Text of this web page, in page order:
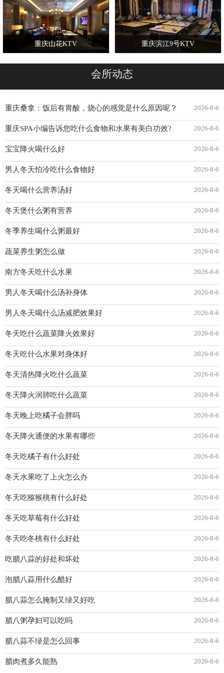
重庆山花KTV 重庆滨江9号KTV
会所动态
2026-8-6
重庆桑拿：饭后有胃酸，烧心的感觉是什么原因呢？
2026-8-6
重庆SPA小编告诉您吃什么食物和水果有美白功效?
2026-8-6
宝宝降火喝什么好
2026-8-6
男人冬天怕冷吃什么食物好
2026-8-6
冬天喝什么营养汤好
2026-8-6
冬天煲什么粥有营养
2026-8-6
冬季养生喝什么粥最好
2026-8-6
蔬菜养生粥怎么做
2026-8-6
南方冬天吃什么水果
2026-8-6
男人冬天喝什么汤补身体
2026-8-6
男人冬天喝什么汤减肥效果好
2026-8-6
冬天吃什么蔬菜降火效果好
2026-8-6
冬天吃什么水果对身体好
2026-8-6
冬天清热降火吃什么蔬菜
2026-8-6
冬天降火润肺吃什么蔬菜
2026-8-6
冬天晚上吃橘子会胖吗
2026-8-6
冬天降火通便的水果有哪些
2026-8-6
冬天吃橘子有什么好处
2026-8-6
冬天水果吃了上火怎么办
2026-8-6
冬天吃猕猴桃有什么好处
2026-8-6
冬天吃草莓有什么好处
2026-8-6
冬天吃冬桃有什么好处
2026-8-6
吃腊八蒜的好处和坏处
2026-8-6
泡腊八蒜用什么醋好
2026-8-6
腊八蒜怎么腌制又绿又好吃
2026-8-6
腊八粥孕妇可以吃吗
2026-8-6
腊八蒜不绿是怎么回事
2026-8-6
腊肉煮多久能熟